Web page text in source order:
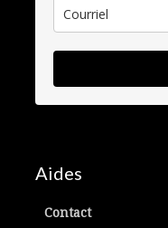
Aides
Contact